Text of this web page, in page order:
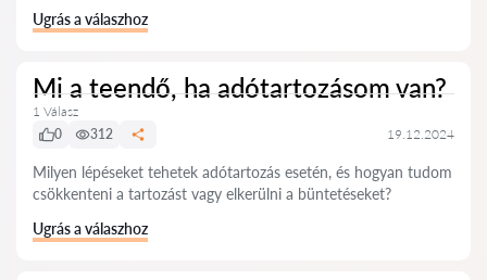
Ugrás a válaszhoz
Mi a teendő, ha adótartozásom van?
1 Válasz
0
312 19.12.2024
Milyen lépéseket tehetek adótartozás esetén, és hogyan tudom
csökkenteni a tartozást vagy elkerülni a büntetéseket?
Ugrás a válaszhoz